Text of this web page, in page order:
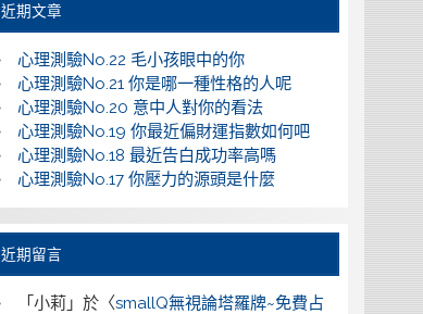
近期文章
心理測驗No.22 毛小孩眼中的你
心理測驗No.21 你是哪一種性格的人呢
心理測驗No.20 意中人對你的看法
心理測驗No.19 你最近偏財運指數如何吧
心理測驗No.18 最近告白成功率高嗎
心理測驗No.17 你壓力的源頭是什麼
近期留言
「 小莉」於〈smallQ無視論塔羅牌~免費占